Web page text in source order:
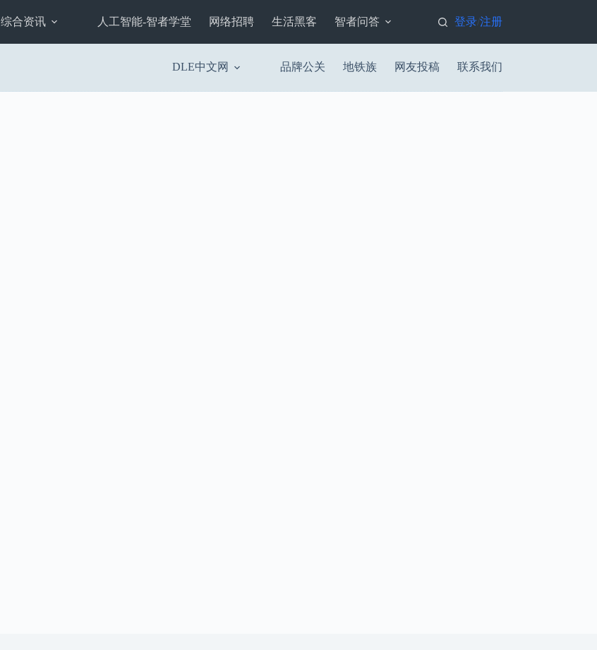
综合资讯 人工智能-智者学堂 网络招聘 生活黑客 智者问答 登录/注册
DLE中文网 品牌公关 地铁族 网友投稿 联系我们